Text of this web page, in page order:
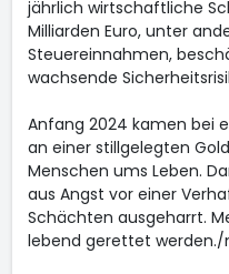
jährlich wirtschaftliche
Milliarden Euro, unter
Steuereinnahmen,
wachsende
Anfang 2024 kamen bei
an einer stillgelegten
Menschen ums Leben.
aus Angst vor einer
Schächten ausgeharrt.
lebend gerettet werden./